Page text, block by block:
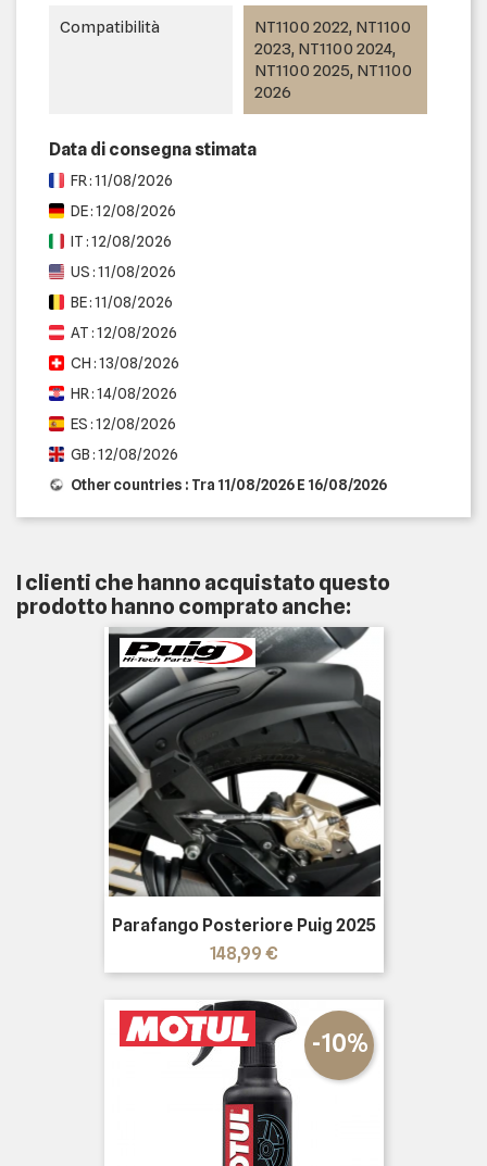
Compatibilità
NT1100 2022, NT1100
2023, NT1100 2024,
NT1100 2025, NT1100
2026
Data di consegna stimata
FR : 11/08/2026
DE : 12/08/2026
IT : 12/08/2026
US : 11/08/2026
BE : 11/08/2026
AT : 12/08/2026
CH : 13/08/2026
HR : 14/08/2026
ES : 12/08/2026
GB : 12/08/2026
Other countries : Tra 11/08/2026 E 16/08/2026
I clienti che hanno acquistato questo
prodotto hanno comprato anche:
Parafango Posteriore Puig 2025
Prezzo
148,99 €
-10%